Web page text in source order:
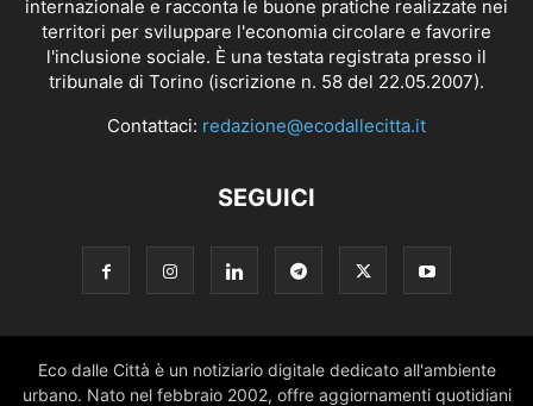
internazionale e racconta le buone pratiche realizzate nei
territori per sviluppare l'economia circolare e favorire
l'inclusione sociale. È una testata registrata presso il
tribunale di Torino (iscrizione n. 58 del 22.05.2007).
Contattaci: redazione@ecodallecitta.it
SEGUICI
Eco dalle Città è un notiziario digitale dedicato all'ambiente
urbano. Nato nel febbraio 2002, offre aggiornamenti quotidiani